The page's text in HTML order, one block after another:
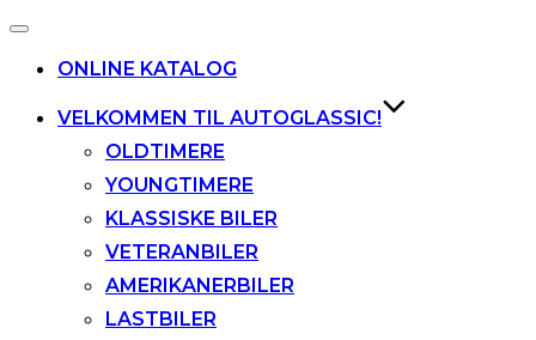
Slå
til/fra ONLINE KATALOG
VELKOMMEN TIL AUTOGLASSIC!
OLDTIMERE
YOUNGTIMERE
KLASSISKE BILER
VETERANBILER
AMERIKANERBILER
LASTBILER